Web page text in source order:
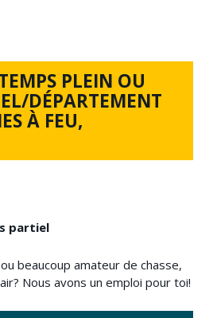
PLEIN OU
DÉPARTEMENT
À FEU,
partiel
beaucoup amateur de chasse,
Nous avons un emploi pour toi!